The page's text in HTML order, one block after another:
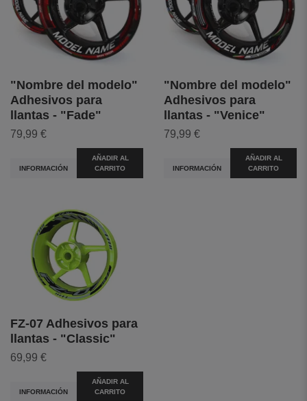
"Nombre del modelo"
Adhesivos para
llantas - "Fade"
79,99 €
INFORMACIÓN
AÑADIR AL
CARRITO
"Nombre del modelo"
Adhesivos para
llantas - "Venice"
79,99 €
INFORMACIÓN
AÑADIR AL
CARRITO
FZ-07 Adhesivos para
llantas - "Classic"
69,99 €
INFORMACIÓN
AÑADIR AL
CARRITO